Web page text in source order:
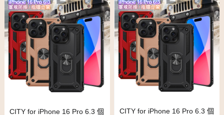
CITY for iPhone 16 Pro 6.3 個
CITY for iPhone 16 Pro 6.3 個